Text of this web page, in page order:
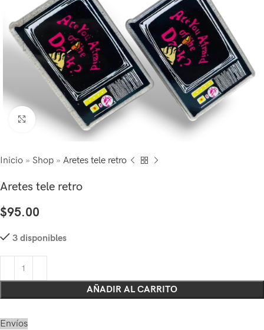
Click to enlarge
Inicio » Shop » Aretes tele retro
Aretes tele retro
$95.00
3 disponibles
AÑADIR AL CARRITO
Envíos